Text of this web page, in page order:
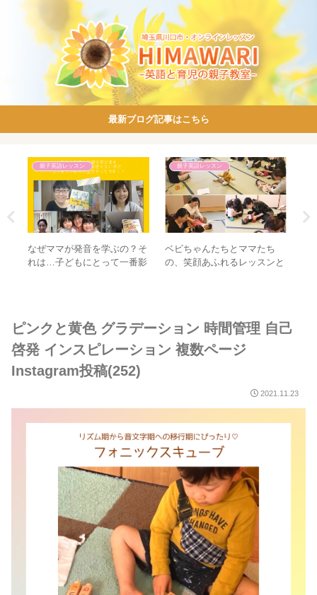
最新ブログ記事はこちら
親子英語レッスン
なぜママが発音を学ぶの？そ
れは…子どもにとって一番影
親子英語レッスン
ベビちゃんたちとママたち
の、笑顔あふれるレッスンと
ピンクと黄色 グラデーション 時間管理 自己
啓発 インスピレーション 複数ページ
Instagram投稿(252)
2021.11.23